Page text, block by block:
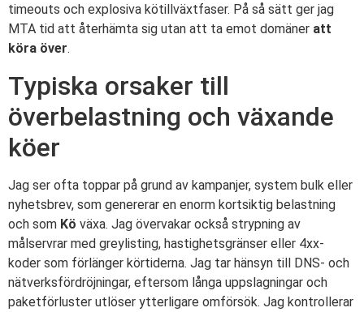
timeouts och explosiva kötillväxtfaser. På så sätt ger jag
MTA tid att återhämta sig utan att ta emot domäner att
köra över.
Typiska orsaker till
överbelastning och växande
köer
Jag ser ofta toppar på grund av kampanjer, system bulk eller
nyhetsbrev, som genererar en enorm kortsiktig belastning
och som Kö växa. Jag övervakar också strypning av
målservrar med greylisting, hastighetsgränser eller 4xx-
koder som förlänger körtiderna. Jag tar hänsyn till DNS- och
nätverksfördröjningar, eftersom långa uppslagningar och
paketförluster utlöser ytterligare omförsök. Jag kontrollerar